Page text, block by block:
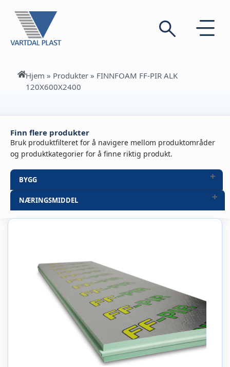
Hjem » Produkter» FINNFOAM FF-PIR ALK
120X600X2400
Finn flere produkter
Bruk produktfilteret for å navigere mellom produktområder
og produktkategorier for å finne riktig produkt.
BYGG
NÆRINGSMIDDEL